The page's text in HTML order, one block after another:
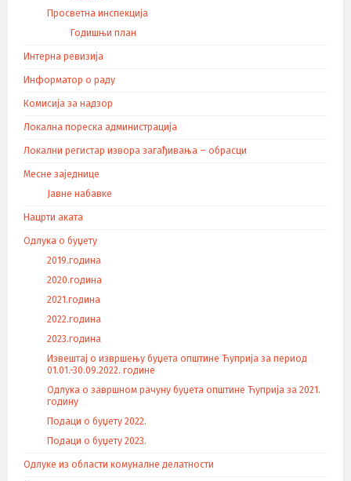
Просветна инспекција
Годишњи план
Интерна ревизија
Информатор о раду
Комисија за надзор
Локална пореска администрација
Локални регистар извора загађивања – обрасци
Месне заједнице
Јавне набавке
Нацрти аката
Одлука о буџету
2019.година
2020.година
2021.година
2022.година
2023.година
Извештај о извршењу буџета општине Ћуприја за период
01.01.-30.09.2022. године
Одлука о завршном рачуну буџета општине Ћуприја за 2021.
годину
Подаци о буџету 2022.
Подаци о буџету 2023.
Одлуке из области комуналне делатности